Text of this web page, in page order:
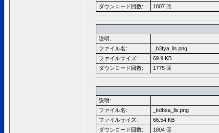
ダウンロード回数:
1807 回
説明:
ファイル名:
_b3fya_lls.png
ファイルサイズ:
69.9 KB
ダウンロード回数:
1775 回
説明:
ファイル名:
_kdbxa_lls.png
ファイルサイズ:
66.54 KB
ダウンロード回数:
1804 回